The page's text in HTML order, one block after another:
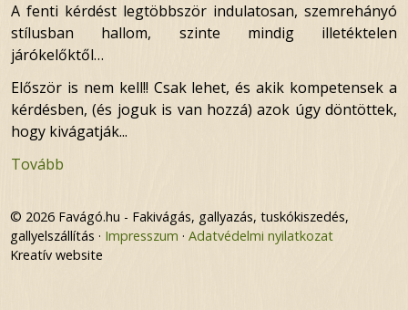
A fenti kérdést legtöbbször indulatosan, szemrehányó
stílusban hallom, szinte mindig illetéktelen
járókelőktől…
Először is nem kell!! Csak lehet, és akik kompetensek a
kérdésben, (és joguk is van hozzá) azok úgy döntöttek,
hogy kivágatják...
Tovább
© 2026 Favágó.hu - Fakivágás, gallyazás, tuskókiszedés,
gallyelszállítás
Impresszum
Adatvédelmi nyilatkozat
Kreatív website